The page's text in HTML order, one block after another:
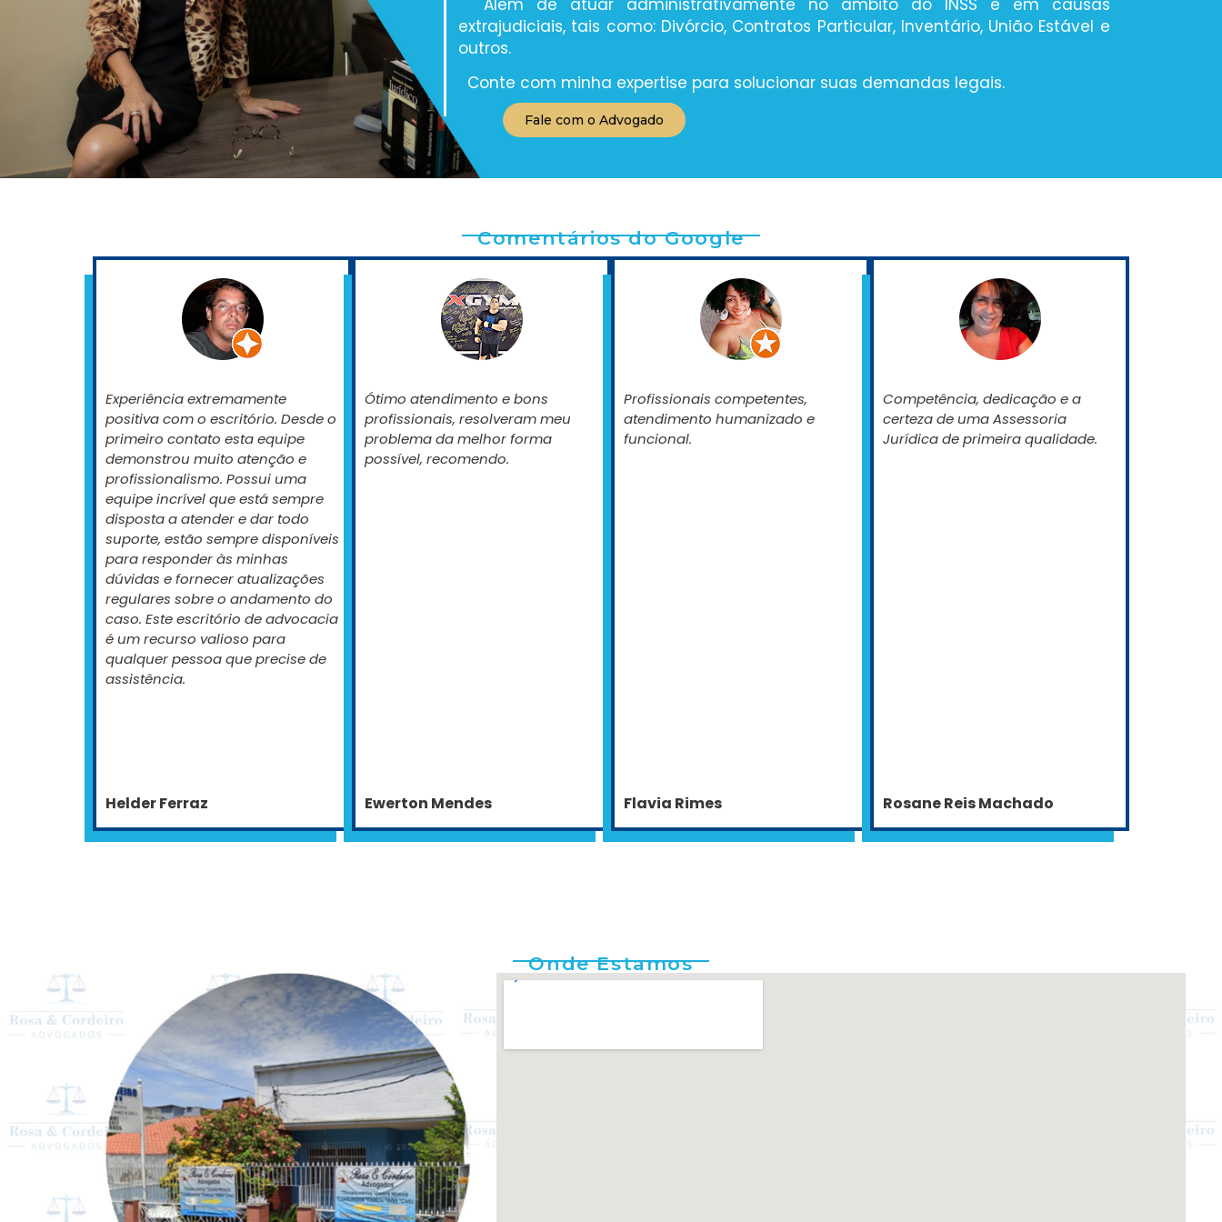
Além de atuar administrativamente no âmbito do INSS e em causas
extrajudiciais, tais como: Divórcio, Contratos Particular, Inventário, União Estável e
outros.
Conte com minha expertise para solucionar suas demandas legais.
Fale com o Advogado
Comentários do Google
Experiência extremamente
positiva com o escritório. Desde o
primeiro contato esta equipe
demonstrou muito atenção e
profissionalismo. Possui uma
equipe incrível que está sempre
disposta a atender e dar todo
suporte, estão sempre disponíveis
para responder às minhas
dúvidas e fornecer atualizações
regulares sobre o andamento do
caso. Este escritório de advocacia
é um recurso valioso para
qualquer pessoa que precise de
assistência.
Helder Ferraz
Ótimo atendimento e bons
profissionais, resolveram meu
problema da melhor forma
possível, recomendo.
Ewerton Mendes
Profissionais competentes,
atendimento humanizado e
funcional.
Flavia Rimes
Competência, dedicação e a
certeza de uma Assessoria
Jurídica de primeira qualidade.
Rosane Reis Machado
Onde Estamos